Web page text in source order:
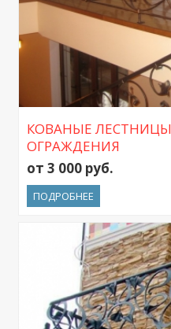
КОВАНЫЕ
ОГРАЖДЕНИЯ
от 3 000 руб.
ПОДРОБНЕЕ